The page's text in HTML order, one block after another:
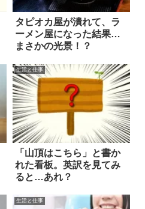
タピオカ屋が潰れて、ラ
ーメン屋になった結果…
まさかの光景！？
生活と仕事
「山頂はこちら」と書か
れた看板。英訳を見てみ
ると…あれ？
生活と仕事